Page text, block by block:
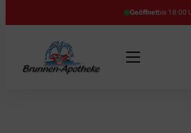
Geöffnetbis 18:00